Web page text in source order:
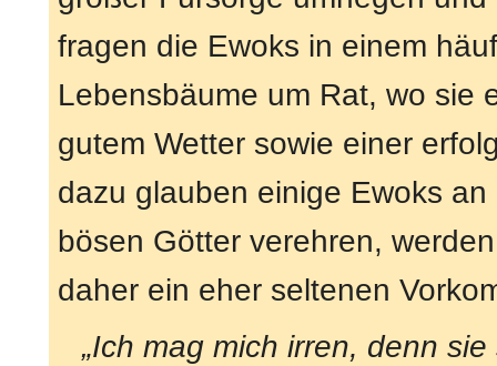
fragen die Ewoks in einem
Lebensbäume um Rat, wo sie
gutem Wetter sowie einer
dazu glauben einige Ewoks
bösen Götter verehren,
daher ein eher seltenen
„Ich mag mich irren, denn